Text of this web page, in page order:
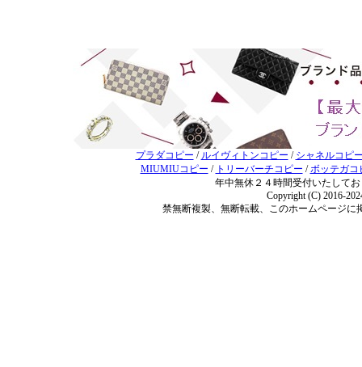
プラダコピー / ルイヴィトンコピー / シャネルコピ
MIUMIUコピー / トリーバーチコピー /ボッテガコ
年中無休２４時間受付いたして
Copyright (C) 2016-
禁無断複製、無断転載、このホームページ